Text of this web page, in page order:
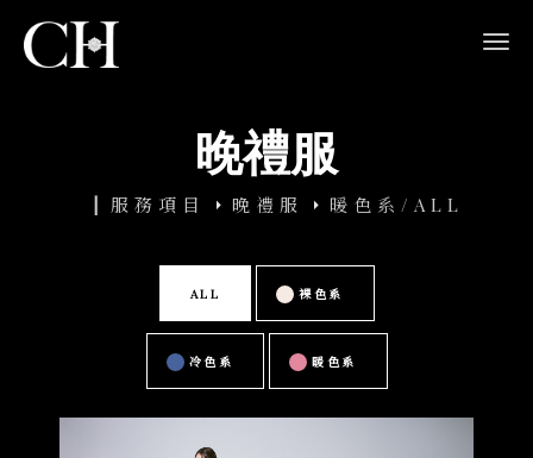
晚禮服
服務項目 晚禮服 暖色系/ALL
ALL 裸色系
冷色系 暖色系